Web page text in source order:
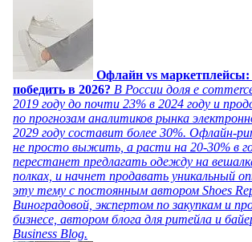
Офлайн vs
победить в 2026? В России доля e
2019 году до почти 23% в 2024 году и
по прогнозам аналитиков рынка
2029 году составит более 30%. Офлайн-
не просто выжить, а расти на 20-30% в
перестанет предлагать одежду на
полках, и начнет продавать уникальный
эту тему с постоянным автором Shoes
Виноградовой, экспертом по закупкам и
бизнесе, автором блога для ритейла и
Business Blog.